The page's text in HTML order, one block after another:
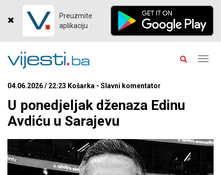
Preuzmite
aplikaciju
04.06.2026 / 22:23 Košarka - Slavni komentator
U ponedjeljak dženaza Edinu
Avdiću u Sarajevu